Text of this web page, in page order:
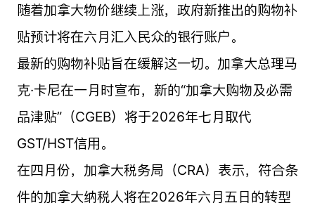
随着加拿大物价继续上涨，政府新推出的购物补
贴预计将在六月汇入民众的银行账户。
最新的购物补贴旨在缓解这一切。加拿大总理马
克·卡尼在一月时宣布，新的“加拿大购物及必需
品津贴”（CGEB）将于2026年七月取代
GST/HST信用。
在四月份，加拿大税务局（CRA）表示，符合条
件的加拿大纳税人将在2026年六月五日的转型